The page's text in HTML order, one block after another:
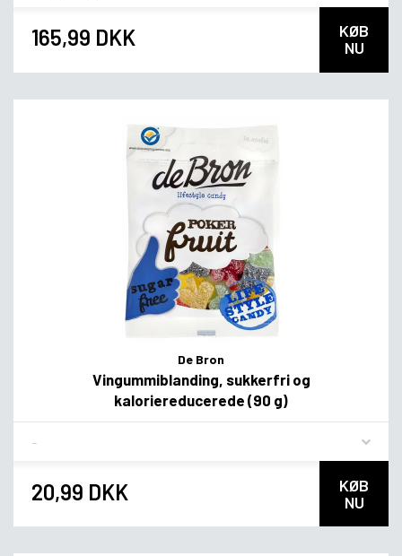
165,99 DKK
KØB
NU
De Bron
Vingummiblanding, sukkerfri og
kaloriereducerede (90 g)
20,99 DKK
KØB
NU